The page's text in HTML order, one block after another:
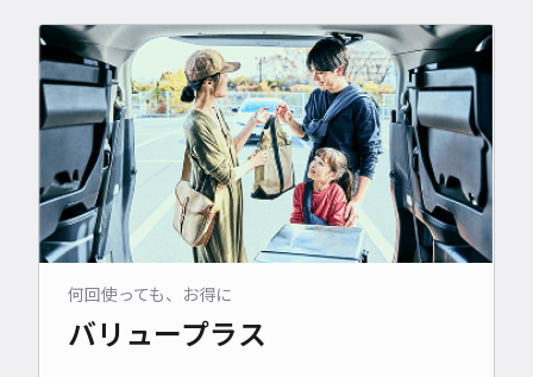
何回使っても、お得に
バリュープラス